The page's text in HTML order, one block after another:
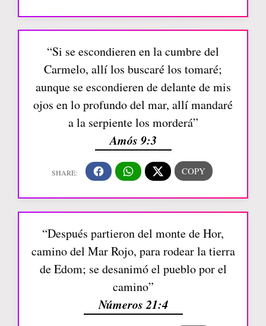
“Si se escondieren en la cumbre del
Carmelo, allí los buscaré los tomaré;
aunque se escondieren de delante de mis
ojos en lo profundo del mar, allí mandaré
a la serpiente los morderá”
Amós 9:3
“Después partieron del monte de Hor,
camino del Mar Rojo, para rodear la tierra
de Edom; se desanimó el pueblo por el
camino”
Números 21:4